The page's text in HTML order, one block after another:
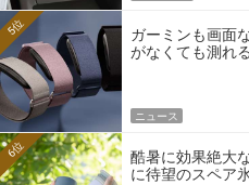
ガーミンも画面
がなくても測れ
5位
ニュース
酷暑に効果絶大
に待望のスペア
6位